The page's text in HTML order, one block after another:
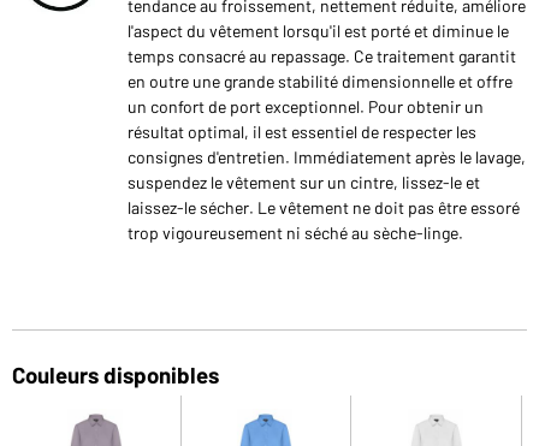
tendance au froissement, nettement réduite, améliore
l'aspect du vêtement lorsqu'il est porté et diminue le
temps consacré au repassage. Ce traitement garantit
en outre une grande stabilité dimensionnelle et offre
un confort de port exceptionnel. Pour obtenir un
résultat optimal, il est essentiel de respecter les
consignes d'entretien. Immédiatement après le lavage,
suspendez le vêtement sur un cintre, lissez-le et
laissez-le sécher. Le vêtement ne doit pas être essoré
trop vigoureusement ni séché au sèche-linge.
Couleurs disponibles